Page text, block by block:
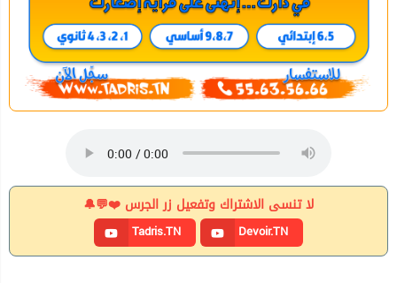
لا تنسى الاشتراك وتفعيل زر الجرس ❤️💬🔔
Tadris.TN Devoir.TN